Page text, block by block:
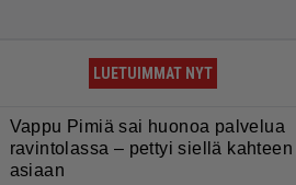
LUETUIMMAT NYT
Vappu Pimiä sai huonoa palvelua
ravintolassa – pettyi siellä kahteen
asiaan